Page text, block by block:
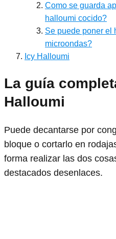
Como se guarda
halloumi cocido?
Se puede poner el
microondas?
Icy Halloumi
La guía
Halloumi
Puede decantarse por
bloque o cortarlo en
forma realizar las dos
destacados desenlaces.